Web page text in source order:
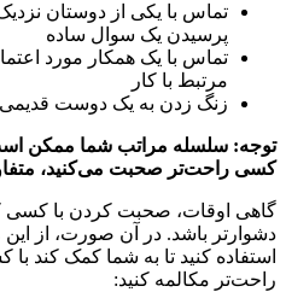
تماس با یکی از دوستان
پرسیدن یک سوال ساده
تماس با یک همکار مورد
مرتبط با کار
زنگ زدن به یک دوست قدیمی
توجه: سلسله مراتب شما ممکن است
کسی راحت‌تر صحبت می‌کنید،
گاهی اوقات، صحبت کردن با کسی
دشوارتر باشد. در آن صورت، از
استفاده کنید تا به شما کمک کند
راحت‌تر مکالمه کنید: